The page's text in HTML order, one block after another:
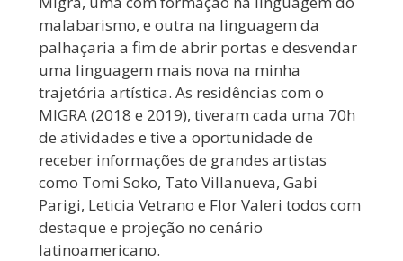
malabarismo, e outra na linguagem da
palhaçaria a fim de abrir portas e desvendar
uma linguagem mais nova na minha
trajetória artística. As residências com o
MIGRA (2018 e 2019), tiveram cada uma 70h
de atividades e tive a oportunidade de
receber informações de grandes artistas
como Tomi Soko, Tato Villanueva, Gabi
Parigi, Leticia Vetrano e Flor Valeri todos com
destaque e projeção no cenário
latinoamericano.